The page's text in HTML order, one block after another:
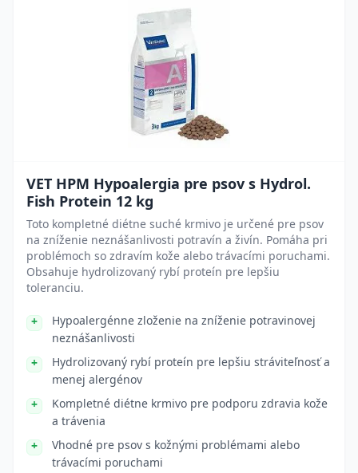
VET HPM Hypoalergia pre psov s Hydrol.
Fish Protein 12 kg
Toto kompletné diétne suché krmivo je určené pre psov
na zníženie neznášanlivosti potravín a živín. Pomáha pri
problémoch so zdravím kože alebo trávacími poruchami.
Obsahuje hydrolizovaný rybí proteín pre lepšiu
toleranciu.
Hypoalergénne zloženie na zníženie potravinovej
neznášanlivosti
Hydrolizovaný rybí proteín pre lepšiu stráviteľnosť a
menej alergénov
Kompletné diétne krmivo pre podporu zdravia kože
a trávenia
Vhodné pre psov s kožnými problémami alebo
trávacími poruchami